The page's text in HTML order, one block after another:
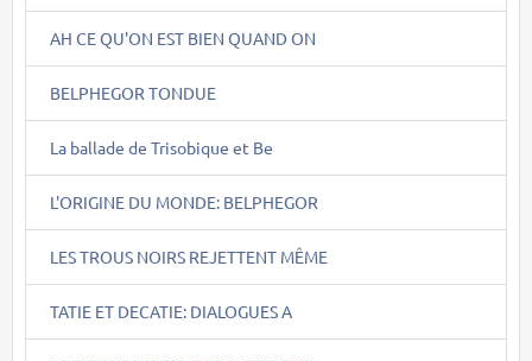
AH CE QU'ON EST BIEN QUAND ON
BELPHEGOR TONDUE
La ballade de Trisobique et Be
L'ORIGINE DU MONDE: BELPHEGOR
LES TROUS NOIRS REJETTENT MÊME
TATIE ET DECATIE: DIALOGUES A